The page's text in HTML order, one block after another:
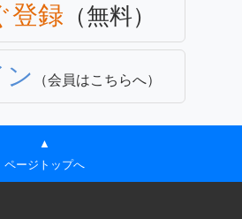
登録 （無料）
ン （会員はこちらへ）
▲
ページトップへ